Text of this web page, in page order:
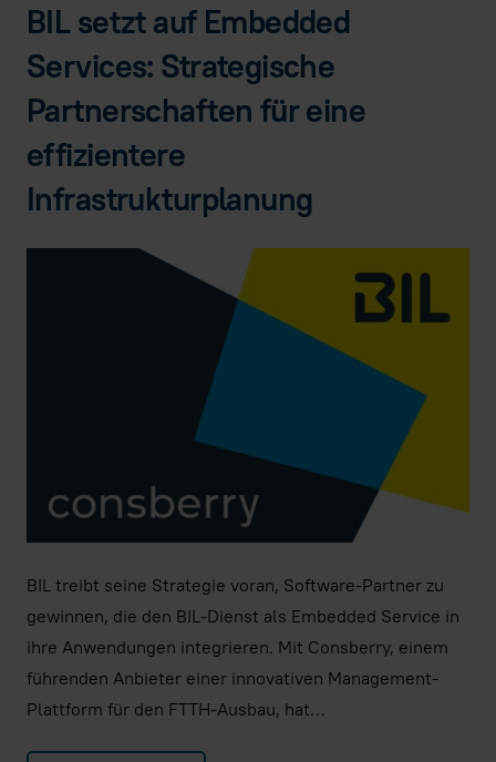
BIL setzt auf Embedded
Services: Strategische
Partnerschaften für eine
effizientere
Infrastrukturplanung
BIL treibt seine Strategie voran, Software-Partner zu
gewinnen, die den BIL-Dienst als Embedded Service in
ihre Anwendungen integrieren. Mit Consberry, einem
führenden Anbieter einer innovativen Management-
Plattform für den FTTH-Ausbau, hat…